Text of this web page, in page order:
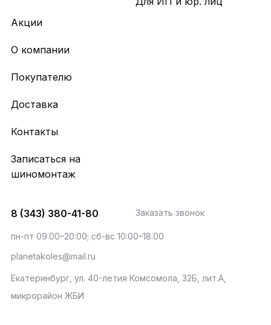
Акции
О компании
Покупателю
Доставка
Контакты
Записаться на
шиномонтаж
8 (343) 380-41-80 Заказать звонок
пн-пт 09:00–20:00; сб-вс 10:00–18:00
planetakoles@mail.ru
Екатеринбург, ул. 40-летия Комсомола, 32Б, лит.А,
микрорайон ЖБИ